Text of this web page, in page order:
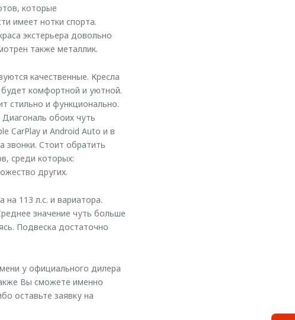
которые
имеет нотки спорта.
экстерьера довольно
также металлик.
качественные. Кресла
комфортной и уютной.
стильно и функционально.
обоих чуть
CarPlay и Android Auto и в
звонки. Стоит обратить
среди которых:
других.
113 л.с. и вариатора.
значение чуть больше
Подвеска достаточно
у официального дилера
Вы сможете именно
оставьте заявку на